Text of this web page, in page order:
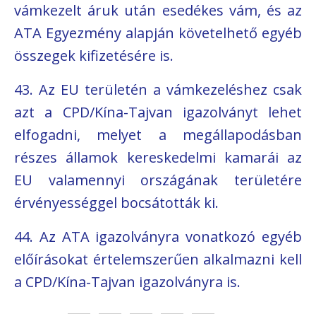
vámkezelt áruk után esedékes vám, és az
ATA Egyezmény alapján követelhető egyéb
összegek kifizetésére is.
43. Az EU területén a vámkezeléshez csak
azt a CPD/Kína-Tajvan igazolványt lehet
elfogadni, melyet a megállapodásban
részes államok kereskedelmi kamarái az
EU valamennyi országának területére
érvényességgel bocsátották ki.
44. Az ATA igazolványra vonatkozó egyéb
előírásokat értelemszerűen alkalmazni kell
a CPD/Kína-Tajvan igazolványra is.